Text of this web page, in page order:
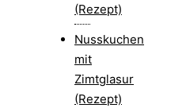
(Rezept)
Nusskuchen
mit
Zimtglasur
(Rezept)